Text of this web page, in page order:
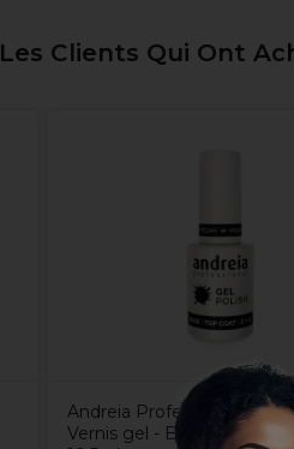
Les Clients Qui Ont
Andreia Professional All In
Vernis gel - Base et Top